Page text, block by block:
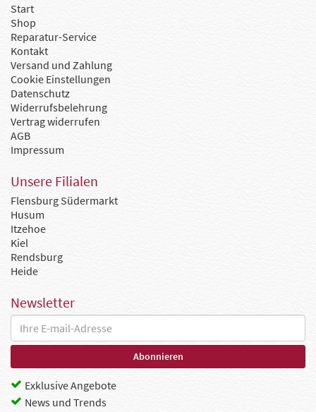
Start
Shop
Reparatur-Service
Kontakt
Versand und Zahlung
Cookie Einstellungen
Datenschutz
Widerrufsbelehrung
Vertrag widerrufen
AGB
Impressum
Unsere Filialen
Flensburg Südermarkt
Husum
Itzehoe
Kiel
Rendsburg
Heide
Newsletter
Exklusive Angebote
News und Trends